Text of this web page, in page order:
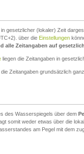
gesetzlicher (lokaler) Zeit
über die Einstellungen
alle Zeitangaben auf
liegen die Zeitangaben in
die Zeitangaben grundsätzlich
des Wasserspiegels über dem
somit weder etwas über die
am Pegel mit dem